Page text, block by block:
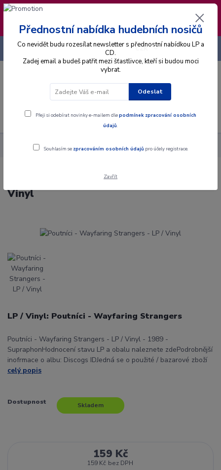
❣️ Od 4.8. do 13.8. čerpám dovolenou. Datum
expedice objednávek se posouvá na pátek
14.8.2026 🐋
Menu
CZK
+420 725 736 293
Alba Gramodesky Poutníci - Wayfaring Strangers - LP / Vinyl
Poutníci - Wayfaring Strangers - LP /
Vinyl
LP / Vinyl: Poutníci - Wayfaring Strangers
Poutníci - Wayfaring Strangers - LP / Vinyl - 1989 -
SupraphonHodnocení stavu LP a obalu naleznete zdePodrobnější
inofrmace o albu: Discogs IDJedná se o použité / bazarové zboží
celý popis
Dostupnost Skladem
159 Kč
159 Kč bez DPH
Přednostní nabídka hudebních nosičů
Co nevidět budu rozesílat newsletter s přednostní nabídkou LP a
CD.
Zadej email a budeš patřit mezi šťastlivce, kteří si budou moci
vybrat.
Odeslat
Přeji si odebírat novinky e-mailem dlepodmínek zpracování osobních
údajů.
Souhlasím se zpracováním osobních údajů pro účely registrace.
Zavřít